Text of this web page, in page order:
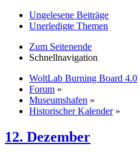
Ungelesene Beiträge
Unerledigte Themen
Zum Seitenende
Schnellnavigation
WoltLab Burning Board 4.0
Forum »
Museumshafen »
Historischer Kalender »
12. Dezember